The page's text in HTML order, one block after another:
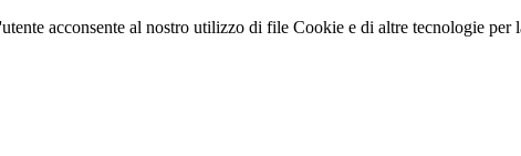
acconsente al nostro utilizzo di file Cookie e di altre tecnologie